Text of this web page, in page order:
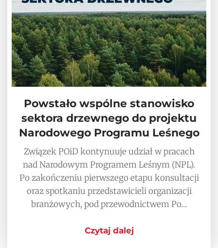
Powstało wspólne stanowisko
sektora drzewnego do projektu
Narodowego Programu Leśnego
Związek POiD kontynuuje udział w pracach
nad Narodowym Programem Leśnym (NPL).
Po zakończeniu pierwszego etapu konsultacji
oraz spotkaniu przedstawicieli organizacji
branżowych, pod przewodnictwem Po…
Czytaj dalej